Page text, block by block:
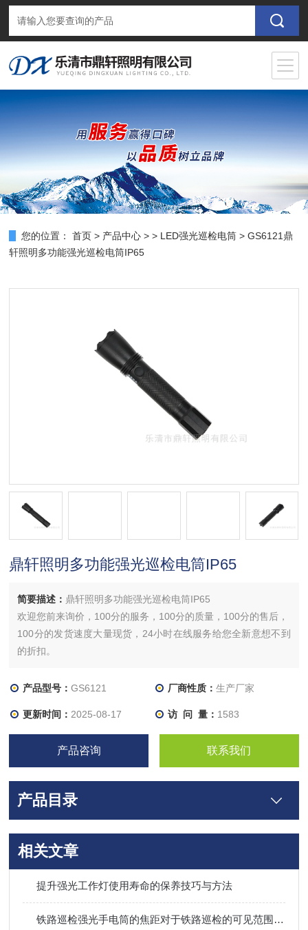
您的位置： 首页 > 产品中心 > > LED强光巡检电筒 > GS6121鼎
轩照明多功能强光巡检电筒IP65
鼎轩照明多功能强光巡检电筒IP65
简要描述： 鼎轩照明多功能强光巡检电筒IP65
欢迎您前来询价，100分的服务，100分的质量，100分的售后，
100分的发货速度大量现货，24小时在线服务给您全新意想不到
的折扣。
产品型号：GS6121 厂商性质： 生产厂家
更新时间： 2025-08-17 访 问 量： 1583
产品咨询 联系我们
产品目录
相关文章
提升强光工作灯使用寿命的保养技巧与方法
铁路巡检强光手电筒的焦距对于铁路巡检的可见范围有何影响？